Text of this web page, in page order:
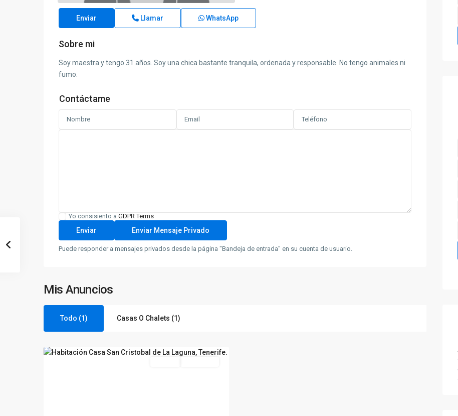
Enviar Llamar WhatsApp
Sobre mi
Soy maestra y tengo 31 años. Soy una chica bastante tranquila, ordenada y responsable. No tengo animales ni
fumo.
Contáctame
Yo consisiento a GDPR Terms
Puede responder a mensajes privados desde la página "Bandeja de entrada" en su cuenta de usuario.
Mis Anuncios
Todo (1) Casas O Chalets (1)